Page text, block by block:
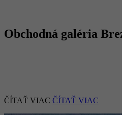
Obchodná galéria
ČÍTAŤ VIAC ČÍTAŤ VIAC